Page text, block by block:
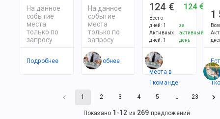
На данное
событие
места
только по
запросу
Подробнее
На данное
событие
места
только по
запросу
Подробнее
124 €
Всего
дней: 1
Активных
дней: 1
124 €
за
активный
день
Есть
места в
1командe
1
1
1 2 3 4 5 … 23
Показано 1 -12 из 269 предложений